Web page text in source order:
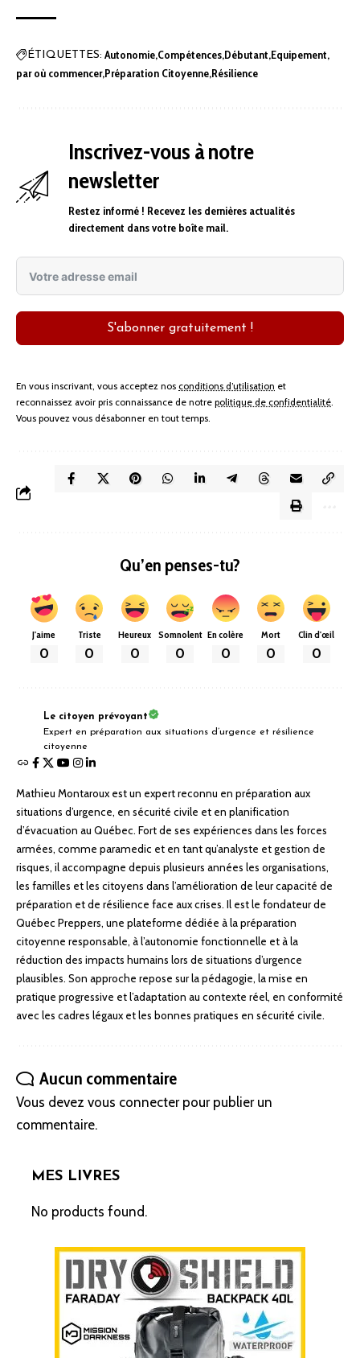
ÉTIQUETTES: Autonomie Compétences Débutant Equipement
par où commencer Préparation Citoyenne Résilience
Inscrivez-vous à notre
newsletter
Restez informé ! Recevez les dernières actualités
directement dans votre boîte mail.
S'abonner gratuitement !
En vous inscrivant, vous acceptez nos conditions d’utilisation et
reconnaissez avoir pris connaissance de notre politique de confidentialité.
Vous pouvez vous désabonner en tout temps.
Qu’en penses-tu?
J'aime
0
Triste
0
Heureux
0
Somnolent
0
En colère
0
Mort
0
Clin d'œil
0
Le citoyen prévoyant
Expert en préparation aux situations d’urgence et résilience
citoyenne
Mathieu Montaroux est un expert reconnu en préparation aux
situations d’urgence, en sécurité civile et en planification
d’évacuation au Québec. Fort de ses expériences dans les forces
armées, comme paramedic et en tant qu’analyste et gestion de
risques, il accompagne depuis plusieurs années les organisations,
les familles et les citoyens dans l’amélioration de leur capacité de
préparation et de résilience face aux crises. Il est le fondateur de
Québec Preppers, une plateforme dédiée à la préparation
citoyenne responsable, à l’autonomie fonctionnelle et à la
réduction des impacts humains lors de situations d’urgence
plausibles. Son approche repose sur la pédagogie, la mise en
pratique progressive et l’adaptation au contexte réel, en conformité
avec les cadres légaux et les bonnes pratiques en sécurité civile.
Aucun commentaire
Vous devez vous connecterpour publier un
commentaire.
MES LIVRES
No products found.